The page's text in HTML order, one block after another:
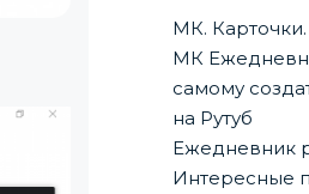
МК.
МК
самому
на Рутуб
Ежедневник
Интересные